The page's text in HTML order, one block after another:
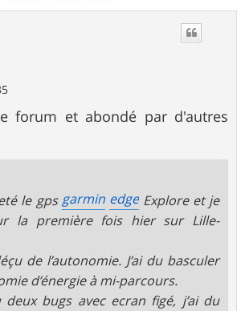
forum et abondé par d'autres
le gps garmin edgeExplore et je
la première fois hier sur Lille-
de l’autonomie. J’ai du basculer
d’énergie à mi-parcours.
deux bugs avec ecran figé, j’ai du